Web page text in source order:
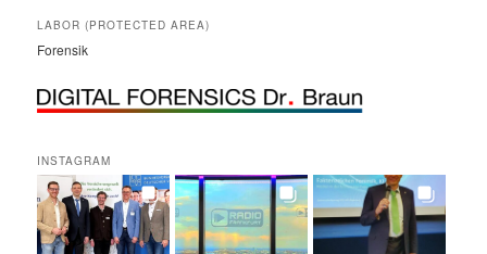
LABOR (PROTECTED AREA)
Forensik
INSTAGRAM